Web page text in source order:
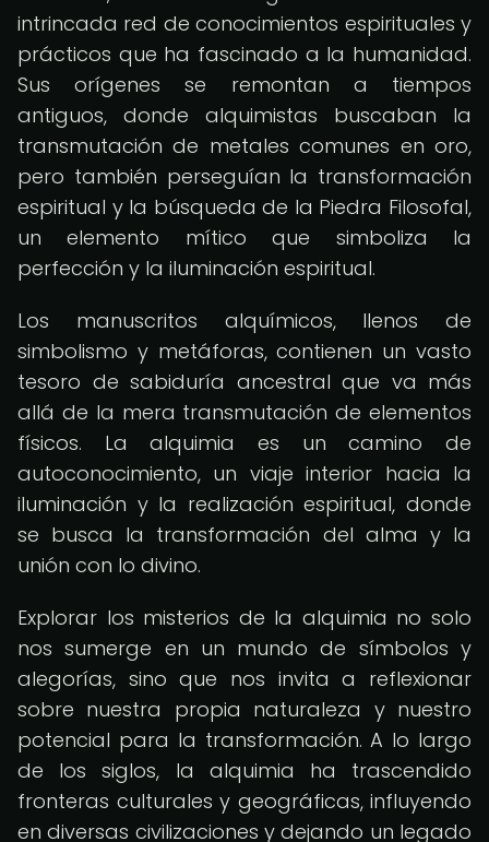
intrincada red de conocimientos espirituales y
prácticos que ha fascinado a la humanidad.
Sus orígenes se remontan a tiempos
antiguos, donde alquimistas buscaban la
transmutación de metales comunes en oro,
pero también perseguían la transformación
espiritual y la búsqueda de la Piedra Filosofal,
un elemento mítico que simboliza la
perfección y la iluminación espiritual.
Los manuscritos alquímicos, llenos de
simbolismo y metáforas, contienen un vasto
tesoro de sabiduría ancestral que va más
allá de la mera transmutación de elementos
físicos. La alquimia es un camino de
autoconocimiento, un viaje interior hacia la
iluminación y la realización espiritual, donde
se busca la transformación del alma y la
unión con lo divino.
Explorar los misterios de la alquimia no solo
nos sumerge en un mundo de símbolos y
alegorías, sino que nos invita a reflexionar
sobre nuestra propia naturaleza y nuestro
potencial para la transformación. A lo largo
de los siglos, la alquimia ha trascendido
fronteras culturales y geográficas, influyendo
en diversas civilizaciones y dejando un legado